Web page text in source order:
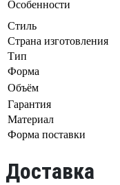
Особенности
Стиль
Страна изготовления
Тип
Форма
Объём
Гарантия
Материал
Форма поставки
Доставка